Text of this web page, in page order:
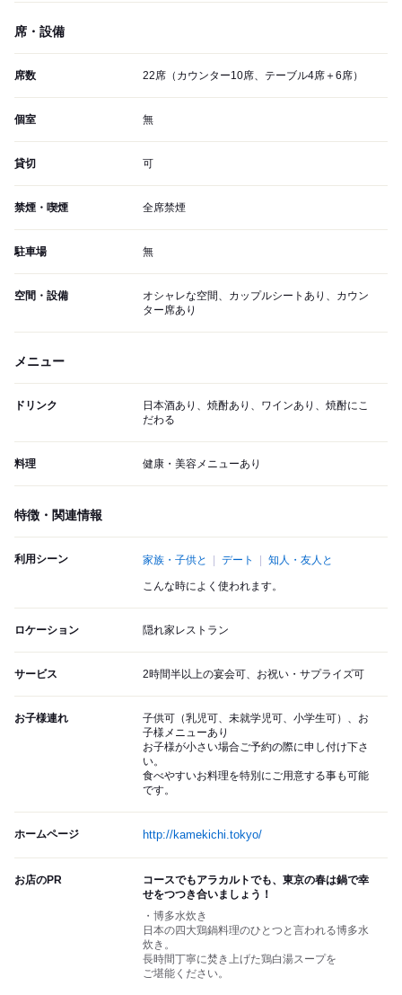
席・設備
席数 22席（カウンター10席、テーブル4席＋6席）
個室 無
貸切 可
禁煙・喫煙 全席禁煙
駐車場 無
空間・設備
オシャレな空間、カップルシートあり、カウン
ター席あり
メニュー
ドリンク
日本酒あり、焼酎あり、ワインあり、焼酎にこ
だわる
料理 健康・美容メニューあり
特徴・関連情報
利用シーン 家族・子供と デート 知人・友人と
こんな時によく使われます。
ロケーション 隠れ家レストラン
サービス 2時間半以上の宴会可、お祝い・サプライズ可
お子様連れ
子供可（乳児可、未就学児可、小学生可）、お
子様メニューあり
お子様が小さい場合ご予約の際に申し付け下さ
い。
食べやすいお料理を特別にご用意する事も可能
です。
ホームページ http://kamekichi.tokyo/
お店のPR
コースでもアラカルトでも、東京の春は鍋で幸
せをつつき合いましょう！
・博多水炊き
日本の四大鶏鍋料理のひとつと言われる博多水
炊き。
長時間丁寧に焚き上げた鶏白湯スープを
ご堪能ください。